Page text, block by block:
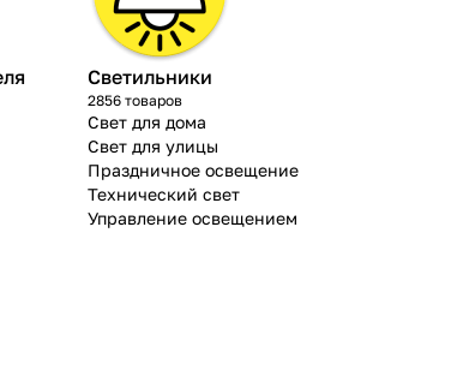
Светильники
2856 товаров
Свет для дома
Свет для улицы
Праздничное освещение
Технический свет
Управление освещением